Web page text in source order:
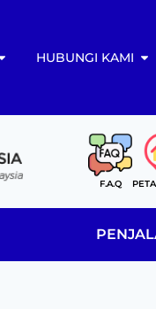
HUBUNGI KAMI
F.A.Q